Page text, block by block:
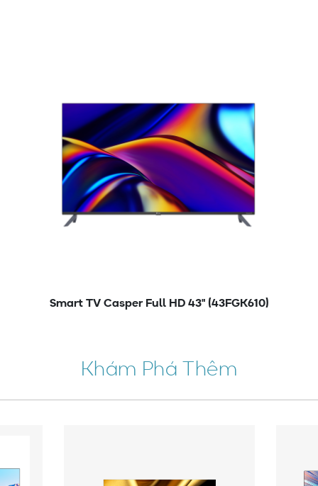
Smart TV Casper Full HD 43" (43FGK610)
Khám Phá Thêm